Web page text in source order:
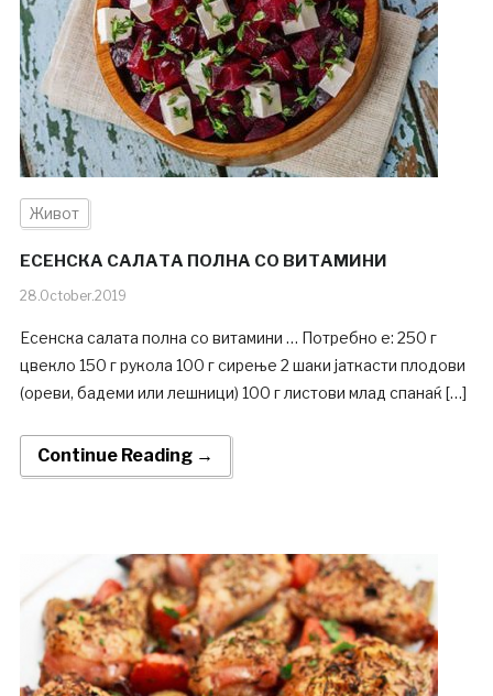
Живот
ЕСЕНСКА САЛАТА ПОЛНА СО ВИТАМИНИ
28.October.2019
Есенска салата полна со витамини … Потребно е: 250 г
цвекло 150 г рукола 100 г сирење 2 шаки јаткасти плодови
(ореви, бадеми или лешници) 100 г листови млад спанаќ […]
Continue Reading →